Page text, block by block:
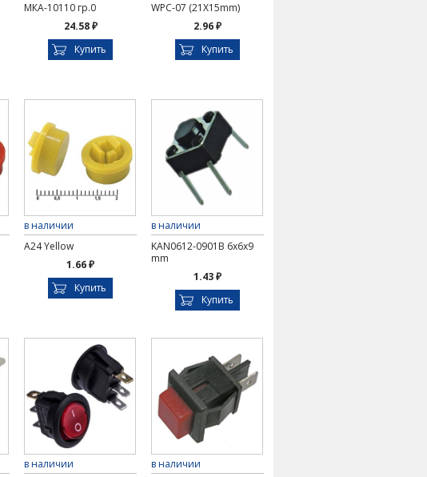
МКА-10110 гр.0
24.58 ₽
Купить
WPC-07 (21X15mm)
2.96 ₽
Купить
в наличии
A24 Yellow
1.66 ₽
Купить
в наличии
KAN0612-0901B 6x6x9
mm
1.43 ₽
Купить
в наличии
в наличии